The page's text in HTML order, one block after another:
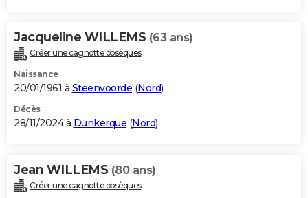
Jacqueline WILLEMS (63 ans)
Créer une cagnotte obsèques
Naissance
20/01/1961 à Steenvoorde (Nord)
Décès
28/11/2024 à Dunkerque (Nord)
Jean WILLEMS (80 ans)
Créer une cagnotte obsèques